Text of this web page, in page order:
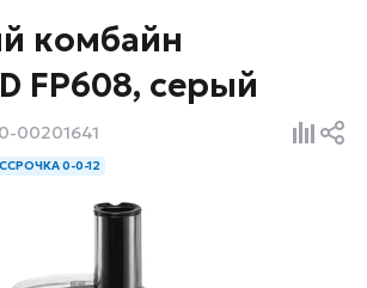
комбайн
FP608, серый
00201641
0-0-12